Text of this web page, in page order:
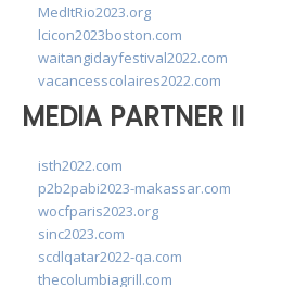
MedItRio2023.org
lcicon2023boston.com
waitangidayfestival2022.com
vacancesscolaires2022.com
MEDIA PARTNER II
isth2022.com
p2b2pabi2023-makassar.com
wocfparis2023.org
sinc2023.com
scdlqatar2022-qa.com
thecolumbiagrill.com